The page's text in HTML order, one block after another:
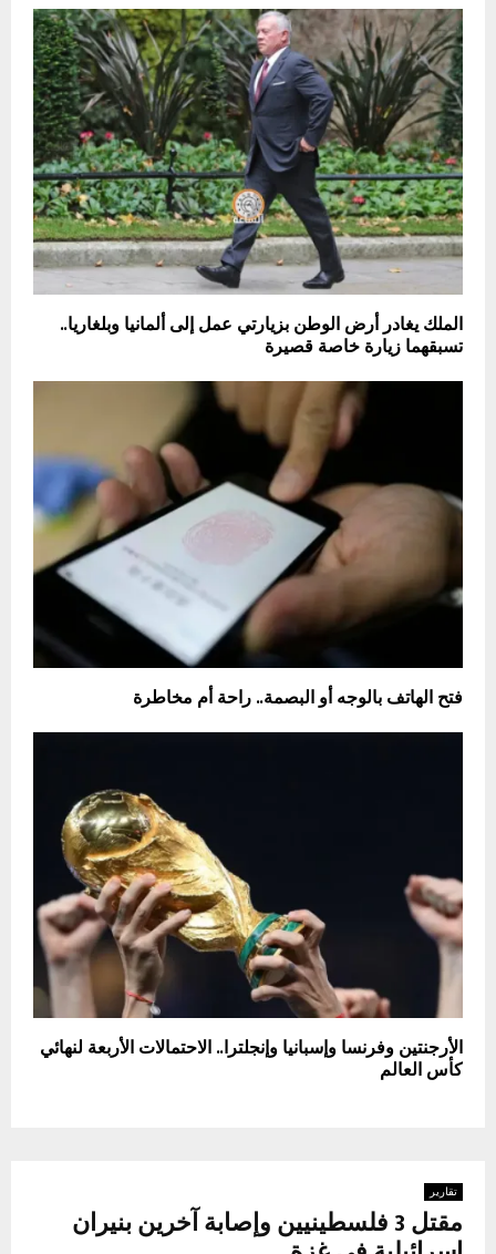
الملك يغادر أرض الوطن بزيارتي عمل إلى ألمانيا وبلغاريا..
تسبقهما زيارة خاصة قصيرة
فتح الهاتف بالوجه أو البصمة.. راحة أم مخاطرة
الأرجنتين وفرنسا وإسبانيا وإنجلترا.. الاحتمالات الأربعة لنهائي
كأس العالم
تقارير
مقتل 3 فلسطينيين وإصابة آخرين بنيران